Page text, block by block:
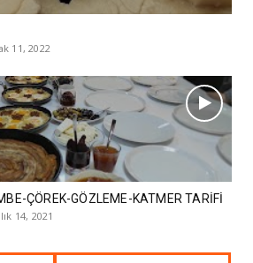
11, 2022
ÇÖREK-GÖZLEME-KATMER TARİFİ
14, 2021